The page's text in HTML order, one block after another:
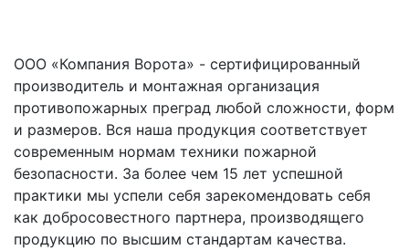
ООО «Компания Ворота» - сертифицированный
производитель и монтажная организация
противопожарных преград любой сложности, форм
и размеров. Вся наша продукция соответствует
современным нормам техники пожарной
безопасности. За более чем 15 лет успешной
практики мы успели себя зарекомендовать себя
как добросовестного партнера, производящего
продукцию по высшим стандартам качества.